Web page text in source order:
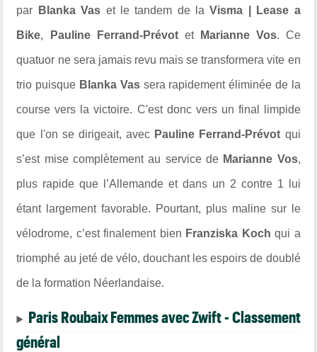
par Blanka Vas et le tandem de laVisma | Lease a
Bike, Pauline Ferrand-Prévotet Marianne Vos. Ce
quatuor ne sera jamais revu mais se transformera vite en
trio puisque Blanka Vassera rapidement éliminée de la
course vers la victoire. C'est donc vers un final limpide
que l'on se dirigeait, avec Pauline Ferrand-Prévot qui
s’est mise complètement au service de Marianne Vos,
plus rapide que l’Allemande et dans un 2 contre 1 lui
étant largement favorable. Pourtant, plus maline sur le
vélodrome, c’est finalement bien Franziska Koch qui a
triomphé au jeté de vélo, douchant les espoirs de doublé
de la formation Néerlandaise.
Paris Roubaix Femmes avec Zwift - Classement
général